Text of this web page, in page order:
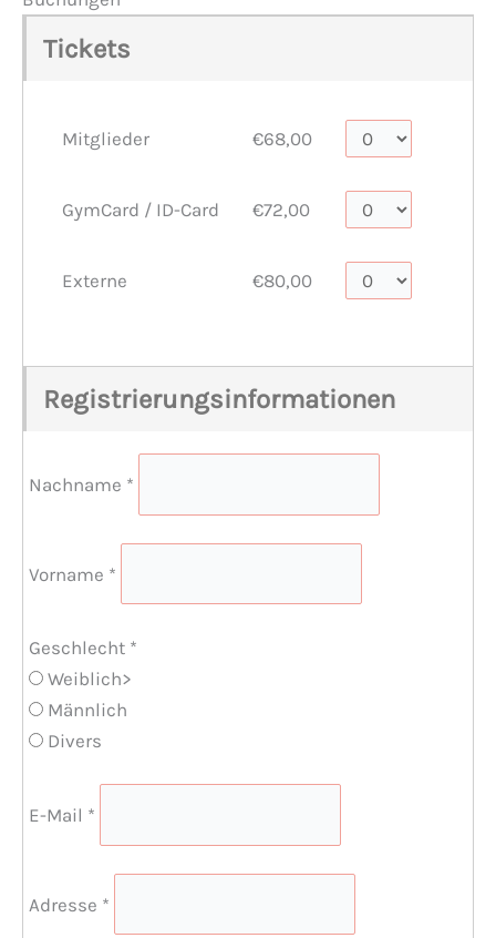
Tickets
Mitglieder €68,00
GymCard / ID-Card €72,00
Externe €80,00
Registrierungsinformationen
Nachname *
Vorname *
Geschlecht *
Weiblich>
Männlich
Divers
E-Mail *
Adresse *